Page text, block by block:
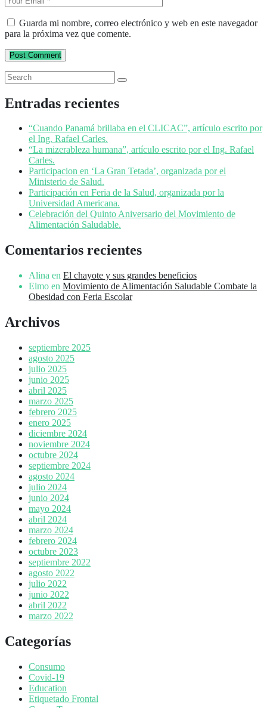
Guarda mi nombre, correo electrónico y web en este navegador
para la próxima vez que comente.
Post Comment
Entradas recientes
“Cuando Panamá brillaba en el CLICAC”, artículo escrito por
el Ing. Rafael Carles.
“La mizerableza humana”, artículo escrito por el Ing. Rafael
Carles.
Participacion en ‘La Gran Tetada’, organizada por el
Ministerio de Salud.
Participación en Feria de la Salud, organizada por la
Universidad Americana.
Celebración del Quinto Aniversario del Movimiento de
Alimentación Saludable.
Comentarios recientes
Alina en El chayote y sus grandes beneficios
Elmo en Movimiento de Alimentación Saludable Combate la
Obesidad con Feria Escolar
Archivos
septiembre 2025
agosto 2025
julio 2025
junio 2025
abril 2025
marzo 2025
febrero 2025
enero 2025
diciembre 2024
noviembre 2024
octubre 2024
septiembre 2024
agosto 2024
julio 2024
junio 2024
mayo 2024
abril 2024
marzo 2024
febrero 2024
octubre 2023
septiembre 2022
agosto 2022
julio 2022
junio 2022
abril 2022
marzo 2022
Categorías
Consumo
Covid-19
Education
Etiquetado Frontal